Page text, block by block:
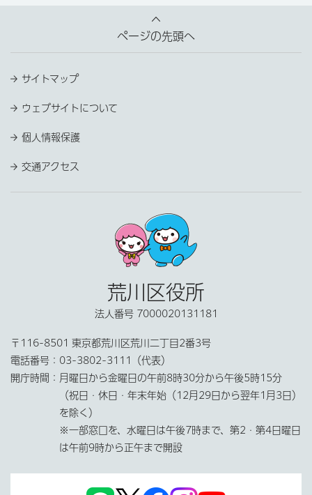
ページの先頭へ
サイトマップ
ウェブサイトについて
個人情報保護
交通アクセス
荒川区役所
法人番号 7000020131181
〒116-8501 東京都荒川区荒川二丁目2番3号
電話番号： 03-3802-3111（代表）
開庁時間： 月曜日から金曜日の午前8時30分から午後5時15分
（祝日・休日・年末年始（12月29日から翌年1月3日）
を除く）
※一部窓口を、水曜日は午後7時まで、第2・第4日曜日
は午前9時から正午まで開設